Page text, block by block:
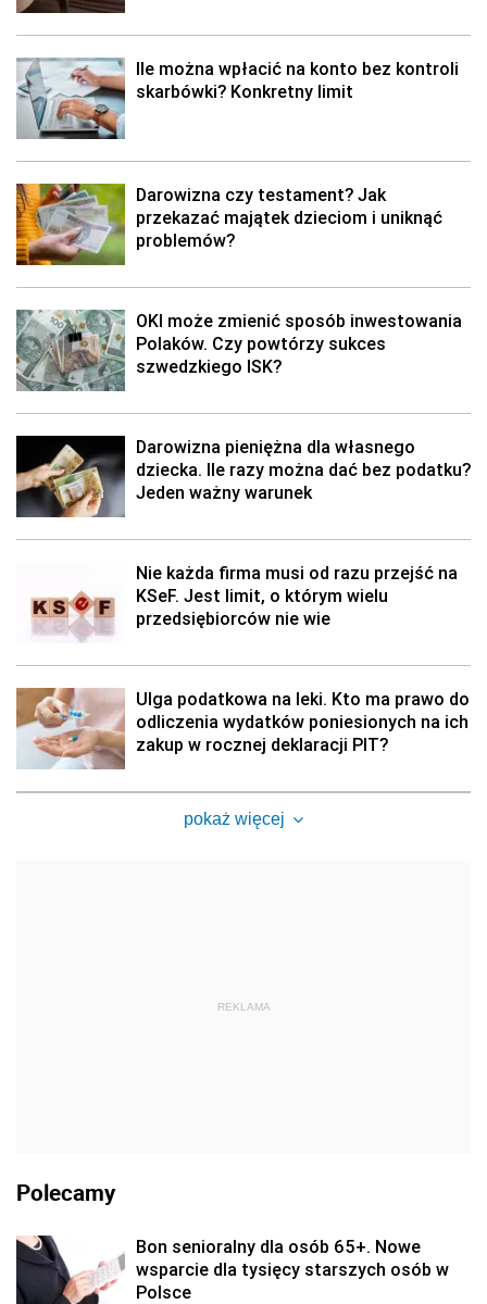
Ile można wpłacić na konto bez kontroli
skarbówki? Konkretny limit
Darowizna czy testament? Jak
przekazać majątek dzieciom i uniknąć
problemów?
OKI może zmienić sposób inwestowania
Polaków. Czy powtórzy sukces
szwedzkiego ISK?
Darowizna pieniężna dla własnego
dziecka. Ile razy można dać bez podatku?
Jeden ważny warunek
Nie każda firma musi od razu przejść na
KSeF. Jest limit, o którym wielu
przedsiębiorców nie wie
Ulga podatkowa na leki. Kto ma prawo do
odliczenia wydatków poniesionych na ich
zakup w rocznej deklaracji PIT?
pokaż więcej
REKLAMA
Polecamy
Bon senioralny dla osób 65+. Nowe
wsparcie dla tysięcy starszych osób w
Polsce